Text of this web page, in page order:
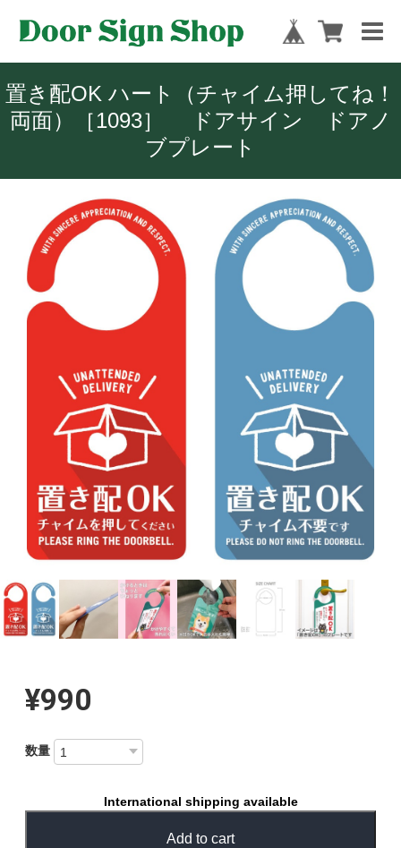
置き配OK ハート（チャイム押してね！
両面）［1093］ ドアサイン ドアノ
ブプレート
¥990
数量
International shipping available
Add to cart